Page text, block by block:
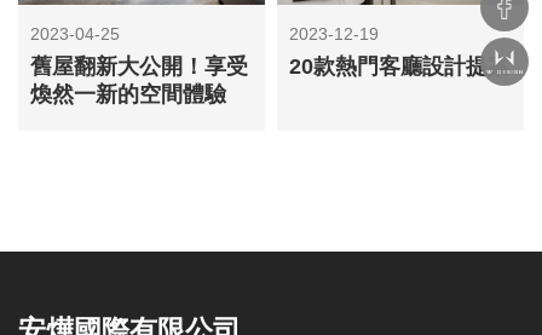
2023-04-25
舊屋翻新大公開！享受
煥然一新的空間體驗
2023-12-19
20款熱門客廳設計提案